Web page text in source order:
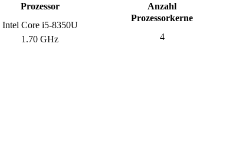
Prozessor
Intel Core i5-8350U
1.70 GHz
Anzahl
Prozessorkerne
4